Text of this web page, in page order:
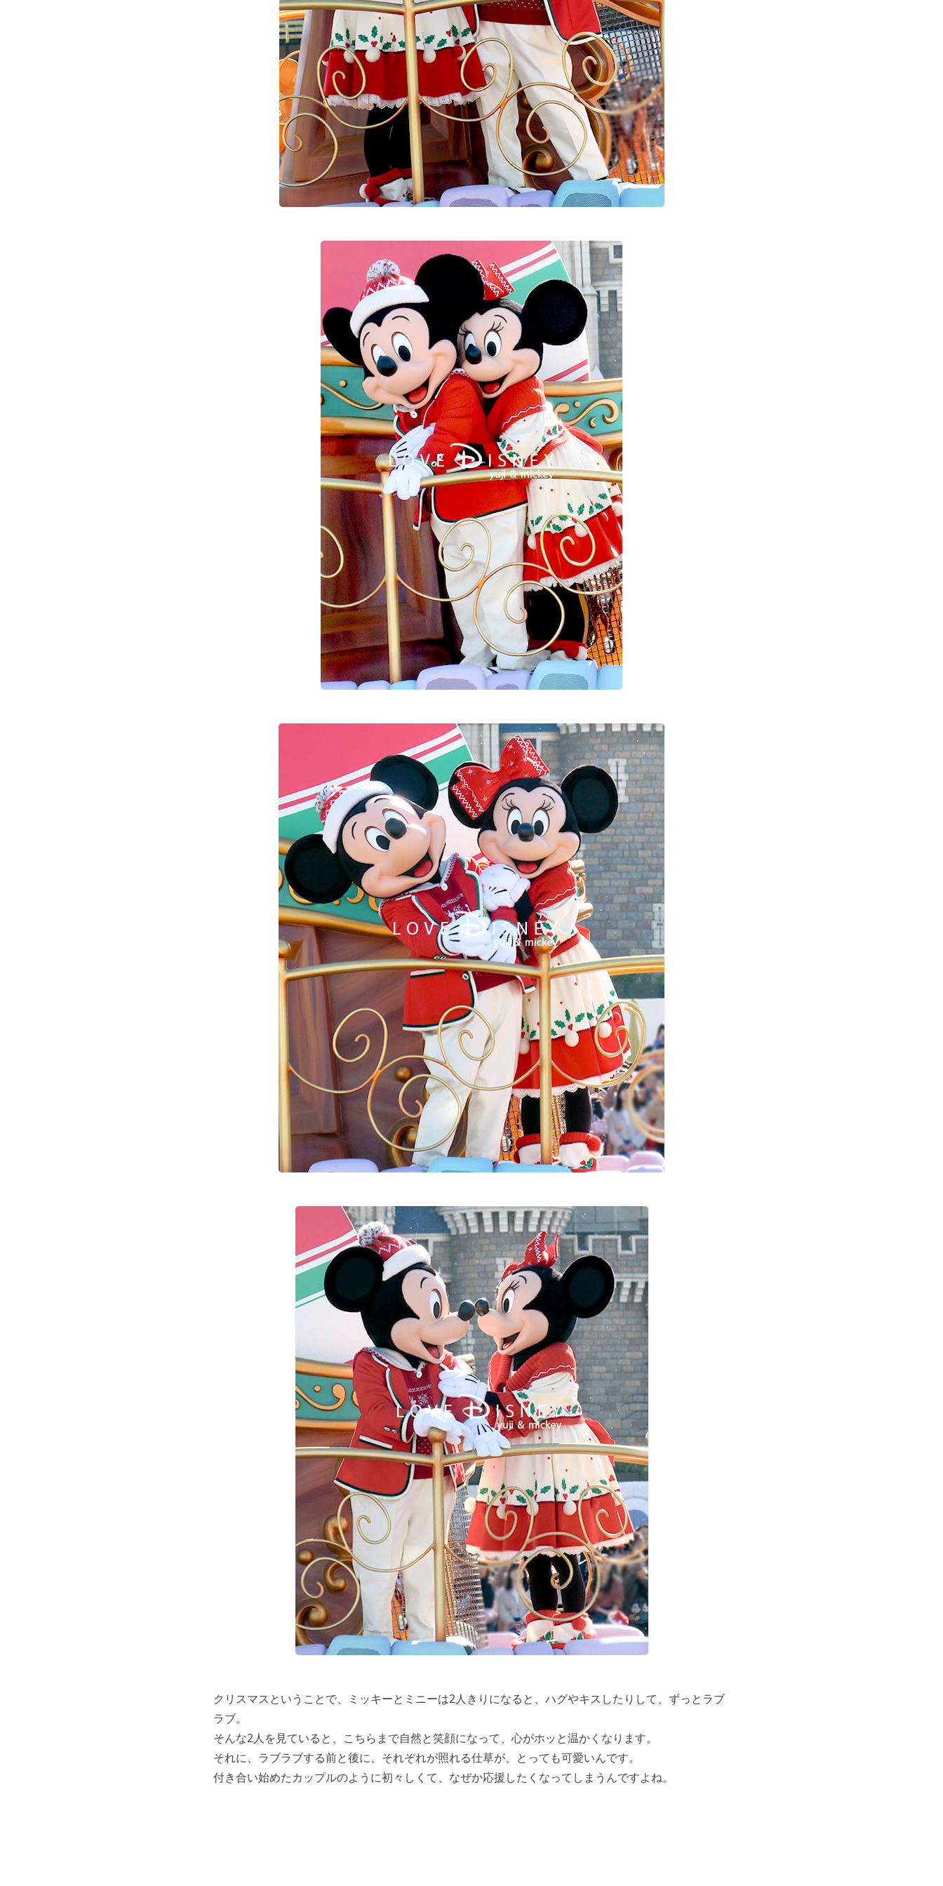
クリスマスということで、ミッキーとミニーは2人きりになると、ハグやキスしたりして、ずっとラブ
ラブ。
そんな2人を見ていると、こちらまで自然と笑顔になって、心がホッと温かくなります。
それに、ラブラブする前と後に、それぞれが照れる仕草が、とっても可愛いんです。
付き合い始めたカップルのように初々しくて、なぜか応援したくなってしまうんですよね。